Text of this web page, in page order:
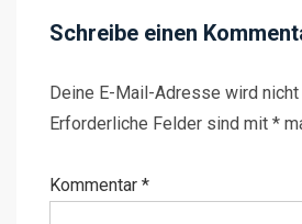
Schreibe einen
Deine E-Mail-Adresse wird
Erforderliche Felder sind mit *
Kommentar *